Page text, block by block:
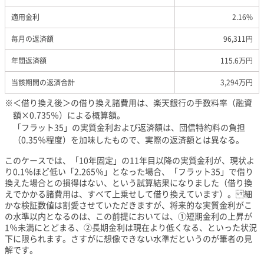
適用金利 2.16%
毎月の返済額 96,311円
年間返済額 115.6万円
当該期間の返済合計 3,294万円
＜借り換え後＞の借り換え諸費用は、楽天銀行の手数料率（融資
額×0.735％）による概算額。
「フラット35」の実質金利および返済額は、団信特約料の負担
（0.35％程度）を加味したもので、実際の返済額とは異なる。
このケースでは、「10年固定」の11年目以降の実質金利が、現状よ
り0.1％ほど低い「2.265％」となった場合、「フラット35」で借り
換えた場合との損得はない、という試算結果になりました（借り換
えでかかる諸費用は、すべて上乗せして借り換えています）。 細
かな検証数値は割愛させていただきますが、将来的な実質金利がこ
の水準以内となるのは、この前提においては、①短期金利の上昇が
1％未満にとどまる、②長期金利は現在より低くなる、といった状況
下に限られます。さすがに想像できない水準だというのが筆者の見
解です。